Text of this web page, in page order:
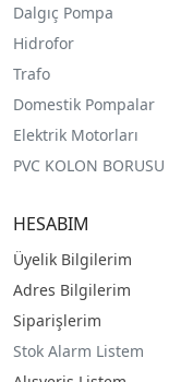
Dalgıç Pompa
Hidrofor
Trafo
Domestik Pompalar
Elektrik Motorları
PVC KOLON BORUSU
HESABIM
Üyelik Bilgilerim
Adres Bilgilerim
Siparişlerim
Stok Alarm Listem